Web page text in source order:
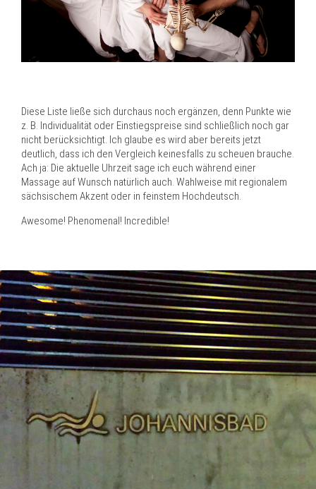
Diese Liste ließe sich durchaus noch ergänzen, denn Punkte wie
z. B. Individualität oder Einstiegspreise sind schließlich noch gar
nicht berücksichtigt. Ich glaube es wird aber bereits jetzt
deutlich, dass ich den Vergleich keinesfalls zu scheuen brauche.
Ach ja: Die aktuelle Uhrzeit sage ich euch während einer
Massage auf Wunsch natürlich auch. Wahlweise mit regionalem
sächsischem Akzent oder in feinstem Hochdeutsch.
Awesome! Phenomenal! Incredible!